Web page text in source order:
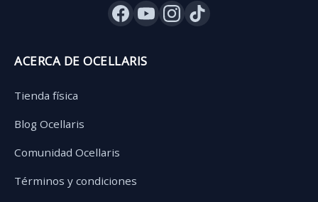
ACERCA DE OCELLARIS
Tienda física
Blog Ocellaris
Comunidad Ocellaris
Términos y condiciones